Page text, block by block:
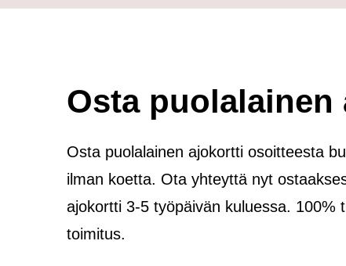
Osta puolalainen
Osta puolalainen ajokortti osoitteesta
ilman koetta. Ota yhteyttä nyt
ajokortti 3-5 työpäivän kuluessa. 100%
toimitus.